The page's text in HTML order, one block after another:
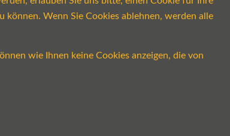
können. Wenn Sie Cookies ablehnen, werden alle
wie Ihnen keine Cookies anzeigen, die von